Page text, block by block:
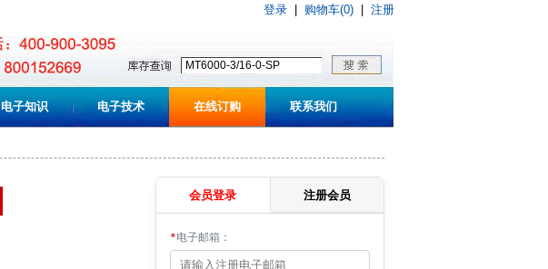
登录 购物车(0) 注册
电子知识 电子技术 在线订购 联系我们
会员登录 注册会员
*电子邮箱：